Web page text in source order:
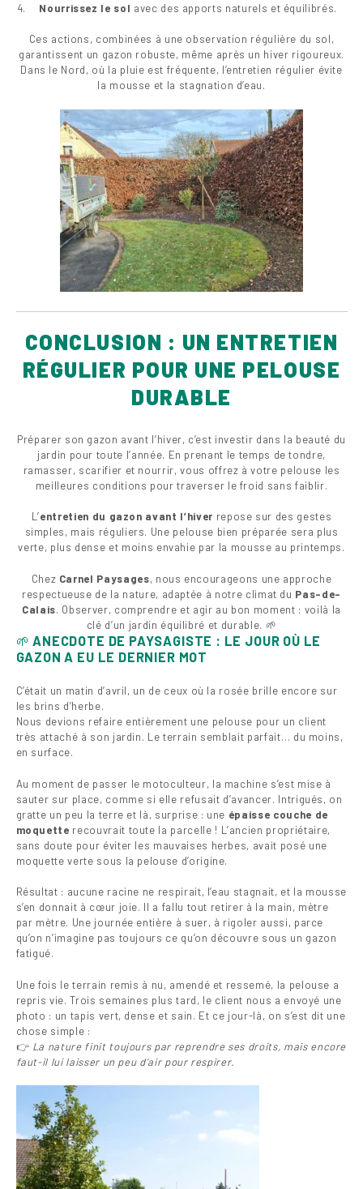
Nourrissez le sol avec des apports naturels et équilibrés.
Ces actions, combinées à une observation régulière du sol,
garantissent un gazon robuste, même après un hiver rigoureux.
Dans le Nord, où la pluie est fréquente, l’entretien régulier évite
la mousse et la stagnation d’eau.
CONCLUSION : UN ENTRETIEN
RÉGULIER POUR UNE PELOUSE
DURABLE
Préparer son gazon avant l’hiver, c’est investir dans la beauté du
jardin pour toute l’année. En prenant le temps de tondre,
ramasser, scarifier et nourrir, vous offrez à votre pelouse les
meilleures conditions pour traverser le froid sans faiblir.
L’entretien du gazon avant l’hiver repose sur des gestes
simples, mais réguliers. Une pelouse bien préparée sera plus
verte, plus dense et moins envahie par la mousse au printemps.
Chez Carnel Paysages, nous encourageons une approche
respectueuse de la nature, adaptée à notre climat du Pas-de-
Calais. Observer, comprendre et agir au bon moment : voilà la
clé d’un jardin équilibré et durable. 🌱
🌱 ANECDOTE DE PAYSAGISTE : LE JOUR OÙ LE
GAZON A EU LE DERNIER MOT
C’était un matin d’avril, un de ceux où la rosée brille encore sur
les brins d’herbe.
Nous devions refaire entièrement une pelouse pour un client
très attaché à son jardin. Le terrain semblait parfait… du moins,
en surface.
Au moment de passer le motoculteur, la machine s’est mise à
sauter sur place, comme si elle refusait d’avancer. Intrigués, on
gratte un peu la terre et là, surprise : une épaisse couche de
moquette recouvrait toute la parcelle ! L’ancien propriétaire,
sans doute pour éviter les mauvaises herbes, avait posé une
moquette verte sous la pelouse d’origine.
Résultat : aucune racine ne respirait, l’eau stagnait, et la mousse
s’en donnait à cœur joie. Il a fallu tout retirer à la main, mètre
par mètre. Une journée entière à suer, à rigoler aussi, parce
qu’on n’imagine pas toujours ce qu’on découvre sous un gazon
fatigué.
Une fois le terrain remis à nu, amendé et ressemé, la pelouse a
repris vie. Trois semaines plus tard, le client nous a envoyé une
photo : un tapis vert, dense et sain. Et ce jour-là, on s’est dit une
chose simple :
👉 La nature finit toujours par reprendre ses droits, mais encore
faut-il lui laisser un peu d’air pour respirer.